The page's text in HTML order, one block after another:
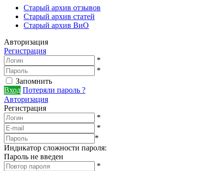
Старый архив отзывов
Старый архив статей
Старый архив ВиО
Авторизация
Регистрация
*
*
Запомнить
Вход Потеряли пароль ?
Авторизация
Регистрация
*
*
*
Индикатор сложности пароля:
Пароль не введен
*